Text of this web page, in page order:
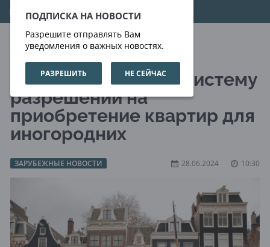
ПОДПИСКА НА НОВОСТИ
Разрешите отправлять Вам
уведомления о важных новостях.
РАЗРЕШИТЬ НЕ СЕЙЧАС
07.08.2026 21:44:47
Амстердам вводит систему
разрешений на
приобретение квартир для
иногородних
ЗАРУБЕЖНЫЕ НОВОСТИ 28.06.2024 10:30